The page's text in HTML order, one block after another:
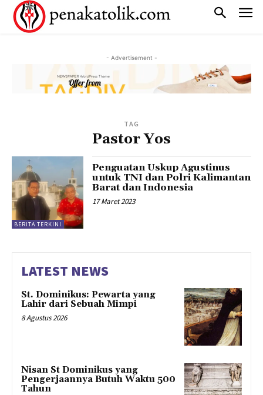
- Advertisement -
TAG
Pastor Yos
BERITA TERKINI
Penguatan Uskup Agustinus
untuk TNI dan Polri Kalimantan
Barat dan Indonesia
17 Maret 2023
LATEST NEWS
St. Dominikus: Pewarta yang
Lahir dari Sebuah Mimpi
8 Agustus 2026
Nisan St Dominikus yang
Pengerjaannya Butuh Waktu 500
Tahun